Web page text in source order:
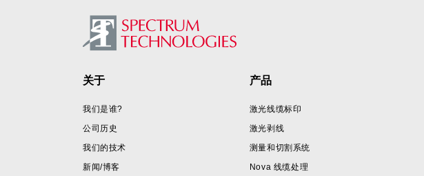
Footer
关于
我们是谁?
公司历史
我们的技术
新闻/博客
产品
激光线缆标印
激光剥线
测量和切割系统
Nova 线缆处理